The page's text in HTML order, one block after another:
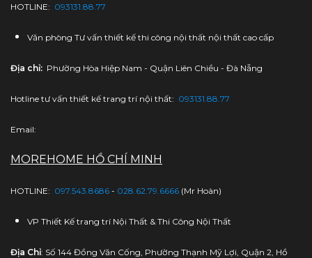
HOTLINE: 093131.88.77
Văn phòng Tư vấn thiết kế thi công nội thất nội thất cao cấp
Địa chỉ: Phường Hòa Hiệp Nam - Quận Liên Chiều - Đà Nẵng
Hotline tư vấn thiết kế trang trí nội thất: 093131.88.77
Email:
MOREHOME HỒ CHÍ MINH
HOTLINE: 097.543.8686 - 028.62.79.6666 (Mr Hoàn)
VP Thiết Kế trang trí Nội Thất & Thi Công Nội Thất
Địa Chỉ: Số 144 Đồng Văn Cống, Phường Thạnh Mỹ Lợi, Quận 2, Hồ